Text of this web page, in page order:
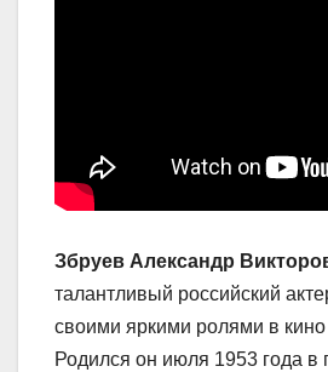
Збруев Александр
талантливый российский
своими яркими ролями в кино
Родился он июля 1953 года в